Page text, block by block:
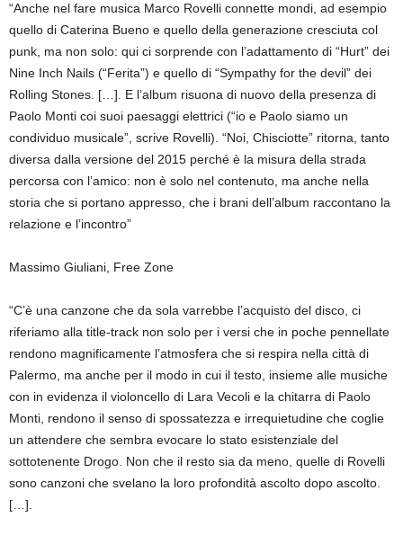
“Anche nel fare musica Marco Rovelli connette mondi, ad esempio
quello di Caterina Bueno e quello della generazione cresciuta col
punk, ma non solo: qui ci sorprende con l’adattamento di “Hurt” dei
Nine Inch Nails (“Ferita”) e quello di “Sympathy for the devil” dei
Rolling Stones. […]. E l’album risuona di nuovo della presenza di
Paolo Monti coi suoi paesaggi elettrici (“io e Paolo siamo un
condividuo musicale”, scrive Rovelli). “Noi, Chisciotte” ritorna, tanto
diversa dalla versione del 2015 perché è la misura della strada
percorsa con l’amico: non è solo nel contenuto, ma anche nella
storia che si portano appresso, che i brani dell’album raccontano la
relazione e l’incontro”
Massimo Giuliani, Free Zone
“C’è una canzone che da sola varrebbe l’acquisto del disco, ci
riferiamo alla title-track non solo per i versi che in poche pennellate
rendono magnificamente l’atmosfera che si respira nella città di
Palermo, ma anche per il modo in cui il testo, insieme alle musiche
con in evidenza il violoncello di Lara Vecoli e la chitarra di Paolo
Monti, rendono il senso di spossatezza e irrequietudine che coglie
un attendere che sembra evocare lo stato esistenziale del
sottotenente Drogo. Non che il resto sia da meno, quelle di Rovelli
sono canzoni che svelano la loro profondità ascolto dopo ascolto.
[…].